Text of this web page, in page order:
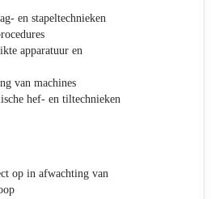
en stapeltechnieken
apparatuur en
van machines
hef- en tiltechnieken
op in afwachting van